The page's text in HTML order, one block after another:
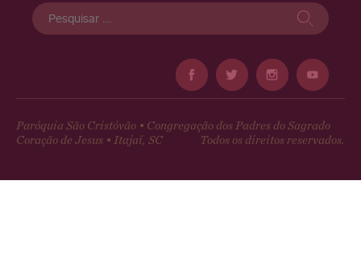
Pesquisar
por:
Paróquia São Cristóvão • Congregação dos Padres do Sagrado
Coração de Jesus • Itajaí, SC
Todos os direitos reservados.